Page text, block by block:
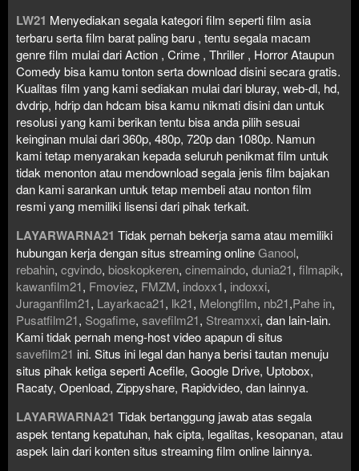
LW21 Menyediakan segala kategori film seperti film asia
terbaru serta film barat paling baru , tentu segala macam
genre film mulai dari Action , Crime , Thriller , Horror Ataupun
Comedy bisa kamu tonton serta download disini secara gratis.
Kualitas film yang kami sediakan mulai dari bluray, web-dl, hd,
dvdrip, hdrip dan hdcam bisa kamu nikmati disini dan untuk
resolusi yang kami berikan tentu bisa anda pilih sesuai
keinginan mulai dari 360p, 480p, 720p dan 1080p. Namun
kami tetap menyarakan kepada seluruh penikmat film untuk
tidak menonton atau mendownload segala jenis film bajakan
dan kami sarankan untuk tetap membeli atau nonton film
resmi yang memiliki lisensi dari pihak terkait.
LAYARWARNA21 Tidak pernah bekerja sama atau memiliki
hubungan kerja dengan situs streaming onlineGanool,
rebahin, cgvindo, bioskopkeren, cinemaindo, dunia21, filmapik,
kawanfilm21, Fmoviez, FMZM, indoxx1, indoxxi,
Juraganfilm21, Layarkaca21, lk21, Melongfilm, nb21,Pahe in,
Pusatfilm21, Sogafime, savefilm21, Streamxxi, dan lain-lain.
Kami tidak pernah meng-host video apapun di situs
savefilm21 ini. Situs ini legal dan hanya berisi tautan menuju
situs pihak ketiga seperti Acefile, Google Drive, Uptobox,
Racaty, Openload, Zippyshare, Rapidvideo, dan lainnya.
LAYARWARNA21 Tidak bertanggung jawab atas segala
aspek tentang kepatuhan, hak cipta, legalitas, kesopanan, atau
aspek lain dari konten situs streaming film online lainnya.